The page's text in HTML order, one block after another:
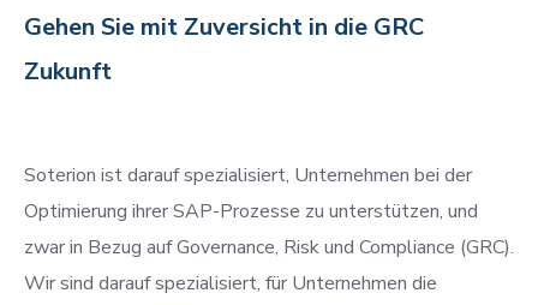
Gehen Sie mit Zuversicht in die GRC
Zukunft
Soterion ist darauf spezialisiert, Unternehmen bei der
Optimierung ihrer SAP-Prozesse zu unterstützen, und
zwar in Bezug auf Governance, Risk und Compliance (GRC).
Wir sind darauf spezialisiert, für Unternehmen die